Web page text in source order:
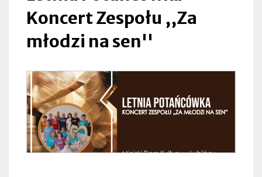
Koncert Zespołu ,,Za
młodzi na sen''